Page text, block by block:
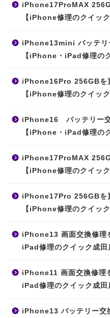
iPhone17ProMAX
【iPhone修理のクイック
iPhone13mini バッテリ
【iPhone・iPad修理の
iPhone16Pro 256GBを
【iPhone修理のクイック
iPhone16 バッテリー交
【iPhone・iPad修理の
iPhone17ProMAX
【iPhone修理のクイック
iPhone17Pro 256GBを
【iPhone修理のクイック
iPhone13 画面交換修理
iPad修理のクイック成田
iPhone11 画面交換修理
iPad修理のクイック成田
iPhone13 バッテリー交